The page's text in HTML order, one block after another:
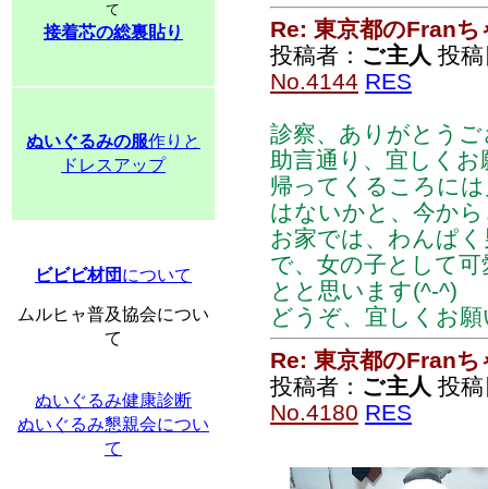
て
接着芯の総裏貼り
ぬいぐるみの服作りと
ドレスアップ
ビビビ材団 について
ムルヒャ普及協会につい
て
ぬいぐるみ健康診断
ぬいぐるみ懇親会につい
て
Re: 東京都のFranち
投稿者： ご主人 投
No.4144 RES
診察、ありがとう
助言通り、宜しく
帰ってくるころに
はないかと、今か
お家では、わんぱ
で、女の子として
とと思います(^-^)
どうぞ、宜しくお
Re: 東京都のFranち
投稿者： ご主人 投
No.4180 RES